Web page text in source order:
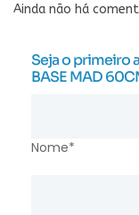
Ainda não há
Seja o primeiro
BASE MAD
Nome*